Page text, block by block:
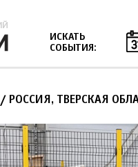
ИСКАТЬ
СОБЫТИЯ:
/ РОССИЯ, ТВЕРСКАЯ